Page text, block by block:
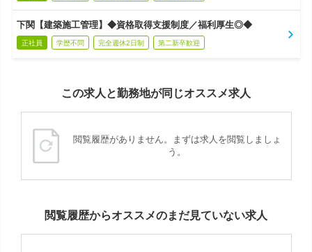
下関【建築施工管理】◆資格取得支援制度／福利厚生◎◆
正社員 学歴不問 完全週休2日制 第二新卒歓迎
この求人と勤務地が同じオススメ求人
閲覧履歴がありません。まずは求人を閲覧しましょ
う。
閲覧履歴からオススメのまだ見ていない求人